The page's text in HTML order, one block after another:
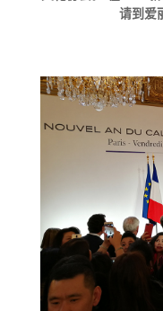
请到爱